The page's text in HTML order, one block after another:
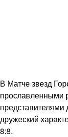
В Матче звезд
прославленными
представителями
дружеский
8:8.